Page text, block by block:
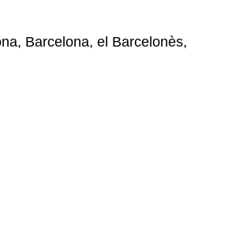
Barcelona, el Barcelonès,